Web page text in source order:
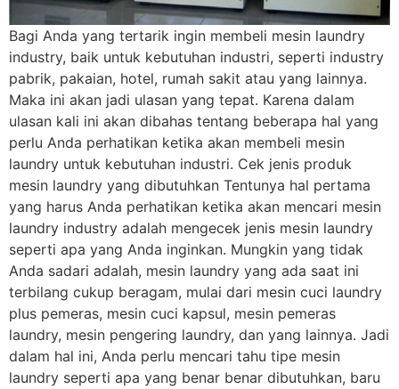
Bagi Anda yang tertarik ingin membeli mesin laundry
industry, baik untuk kebutuhan industri, seperti industry
pabrik, pakaian, hotel, rumah sakit atau yang lainnya.
Maka ini akan jadi ulasan yang tepat. Karena dalam
ulasan kali ini akan dibahas tentang beberapa hal yang
perlu Anda perhatikan ketika akan membeli mesin
laundry untuk kebutuhan industri. Cek jenis produk
mesin laundry yang dibutuhkan Tentunya hal pertama
yang harus Anda perhatikan ketika akan mencari mesin
laundry industry adalah mengecek jenis mesin laundry
seperti apa yang Anda inginkan. Mungkin yang tidak
Anda sadari adalah, mesin laundry yang ada saat ini
terbilang cukup beragam, mulai dari mesin cuci laundry
plus pemeras, mesin cuci kapsul, mesin pemeras
laundry, mesin pengering laundry, dan yang lainnya. Jadi
dalam hal ini, Anda perlu mencari tahu tipe mesin
laundry seperti apa yang benar benar dibutuhkan, baru